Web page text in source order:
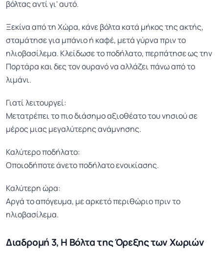
βόλτας αντί γι' αυτό.
Ξεκίνα από τη Χώρα, κάνε βόλτα κατά μήκος της ακτής,
σταμάτησε για μπάνιο ή καφέ, μετά γύρνα πριν το
ηλιοβασίλεμα. Κλείδωσε το ποδήλατο, περπάτησε ως την
Πορτάρα και δες τον ουρανό να αλλάζει πάνω από το
λιμάνι.
Γιατί λειτουργεί:
Μετατρέπει το πιο διάσημο αξιοθέατο του νησιού σε
μέρος μιας μεγαλύτερης ανάμνησης.
Καλύτερο ποδήλατο:
Οποιοδήποτε άνετο ποδήλατο ενοικίασης.
Καλύτερη ώρα:
Αργά το απόγευμα, με αρκετό περιθώριο πριν το
ηλιοβασίλεμα.
Διαδρομή 3, Η Βόλτα της Όρεξης των Χωριών